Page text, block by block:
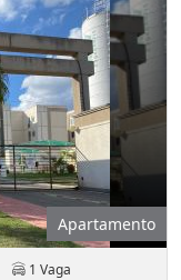
Apartamento
1 Vaga